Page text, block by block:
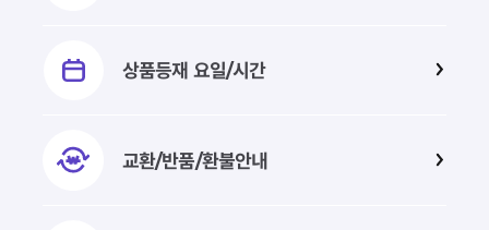
상품등재 요일/시간
교환/반품/환불안내